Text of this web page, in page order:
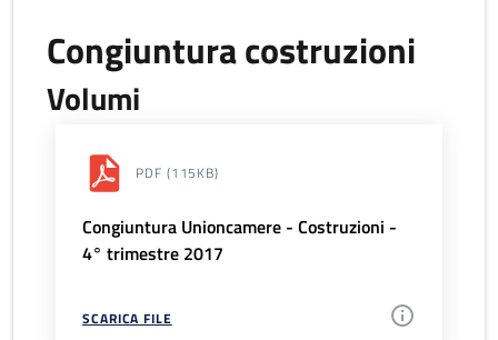
Congiuntura costruzioni
Volumi
PDF (115KB)
Congiuntura Unioncamere - Costruzioni -
4° trimestre 2017
SCARICA FILE